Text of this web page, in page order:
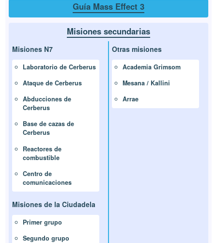
Guía Mass Effect 3
Misiones secundarias
Misiones N7
Laboratorio de Cerberus
Ataque de Cerberus
Abducciones de
Cerberus
Base de cazas de
Cerberus
Reactores de
combustible
Centro de
comunicaciones
Misiones de la Ciudadela
Primer grupo
Segundo grupo
Otras misiones
Academia Grimsom
Mesana / Kallini
Arrae